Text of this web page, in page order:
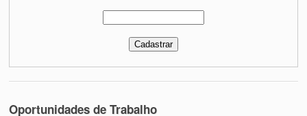
Oportunidades de Trabalho